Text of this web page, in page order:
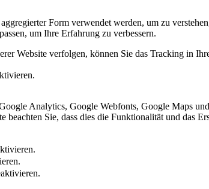
Form verwendet werden, um zu
um Ihre Erfahrung zu verbessern.
Website verfolgen, können Sie das Tracking in
Analytics, Google Webfonts, Google Maps
beachten Sie, dass dies die Funktionalität und das